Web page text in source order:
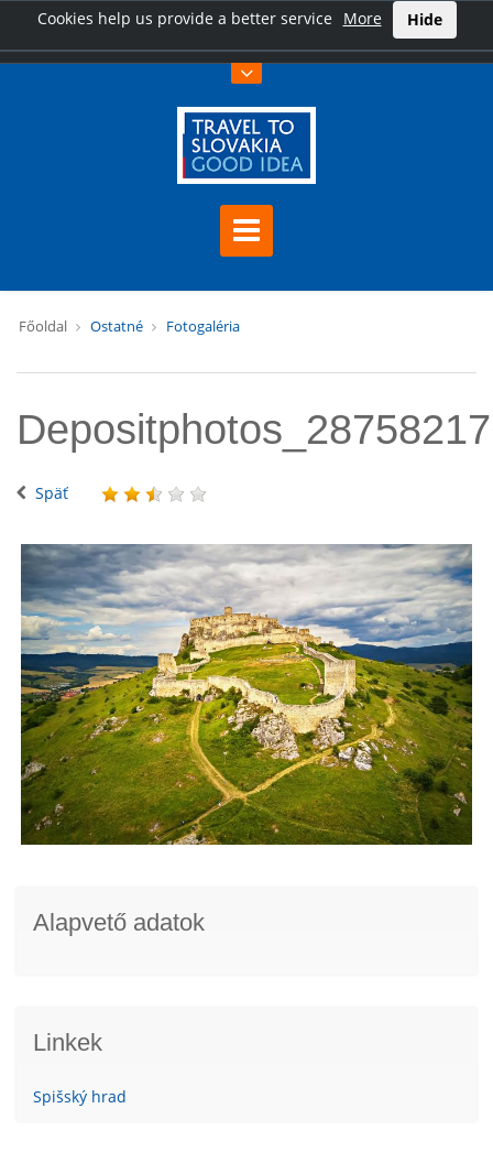
Cookies help us provide a better service More Hide
Főoldal Ostatné Fotogaléria
Späť
Alapvető adatok
Linkek
Spišský hrad